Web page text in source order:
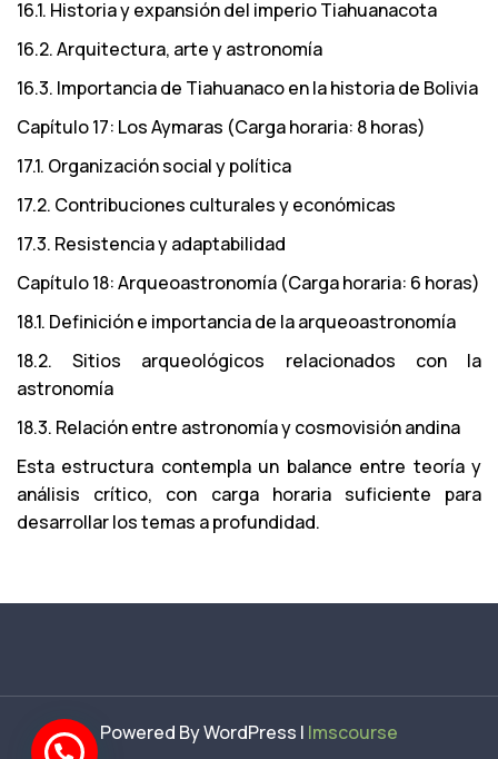
16.1. Historia y expansión del imperio Tiahuanacota
16.2. Arquitectura, arte y astronomía
16.3. Importancia de Tiahuanaco en la historia de Bolivia
Capítulo 17: Los Aymaras (Carga horaria: 8 horas)
17.1. Organización social y política
17.2. Contribuciones culturales y económicas
17.3. Resistencia y adaptabilidad
Capítulo 18: Arqueoastronomía (Carga horaria: 6 horas)
18.1. Definición e importancia de la arqueoastronomía
18.2. Sitios arqueológicos relacionados con la
astronomía
18.3. Relación entre astronomía y cosmovisión andina
Esta estructura contempla un balance entre teoría y
análisis crítico, con carga horaria suficiente para
desarrollar los temas a profundidad.
Powered By WordPress | lmscourse